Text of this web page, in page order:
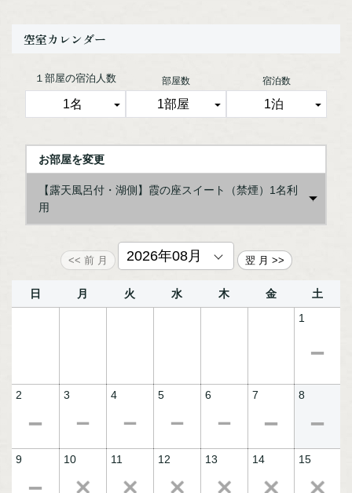
料理長自らその日一番の旬味を厳選した和会席。北の風と大
■ご朝食／お部屋にて和定食
鄙の座のご朝食は、その季節の地産の旬素材をふんだんに使
和のこころを大切にした“日本の朝ごはん”。
※お食事会場が、個室お食事処に変更になる場合がございま
す。
★ご夕食時のレストランやバーにてご注文いただけるアルコ
ール類・ソフトドリンク、冷蔵庫のドリンクはご宿泊代に含
まれています。
（冷蔵庫ドリンク追加、シャンパン、ワインフルボトル等の
一部メニューは除きます。）
空室カレンダー
１部屋の宿泊人数 部屋数 宿泊数
お部屋を変更
【露天風呂付・湖側】霞の座スイート（禁煙）1名利
用
日 月 火 水 木 金
土
1
2 3 4 5 6 7 8
9 10 11 12 13 14 15